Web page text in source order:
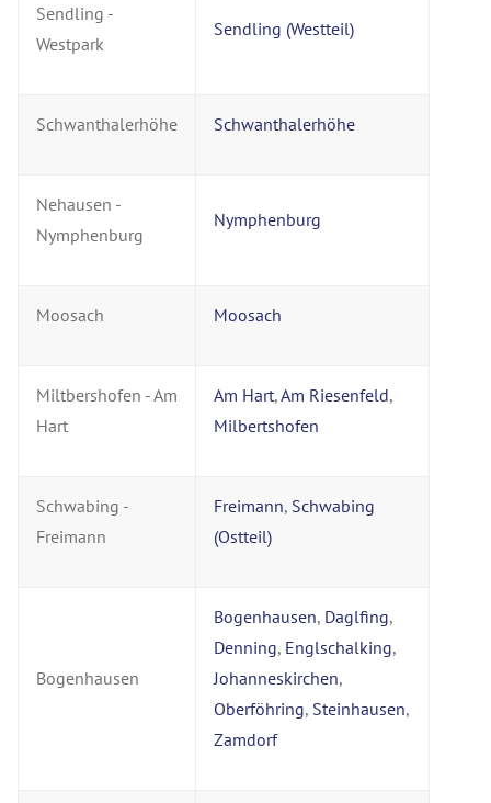
Sendling -
Westpark
Sendling (Westteil)
Schwanthalerhöhe Schwanthalerhöhe
Nehausen -
Nymphenburg
Nymphenburg
Moosach Moosach
Miltbershofen - Am
Hart
Am Hart,Am Riesenfeld,
Milbertshofen
Schwabing -
Freimann
Freimann, Schwabing
(Ostteil)
Bogenhausen
Bogenhausen, Daglfing,
Denning, Englschalking,
Johanneskirchen,
Oberföhring, Steinhausen,
Zamdorf